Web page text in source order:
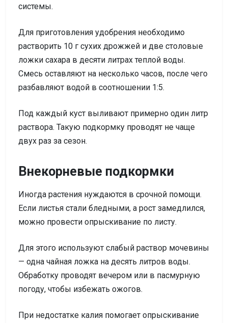
системы.
Для приготовления удобрения необходимо
растворить 10 г сухих дрожжей и две столовые
ложки сахара в десяти литрах теплой воды.
Смесь оставляют на несколько часов, после чего
разбавляют водой в соотношении 1:5.
Под каждый куст выливают примерно один литр
раствора. Такую подкормку проводят не чаще
двух раз за сезон.
Внекорневые подкормки
Иногда растения нуждаются в срочной помощи.
Если листья стали бледными, а рост замедлился,
можно провести опрыскивание по листу.
Для этого используют слабый раствор мочевины
— одна чайная ложка на десять литров воды.
Обработку проводят вечером или в пасмурную
погоду, чтобы избежать ожогов.
При недостатке калия помогает опрыскивание